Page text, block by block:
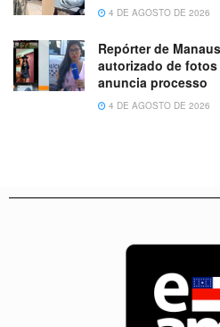
4 DE AGOSTO DE 2026
Repórter de
autorizado de
anuncia processo
4 DE AGOSTO DE 2026